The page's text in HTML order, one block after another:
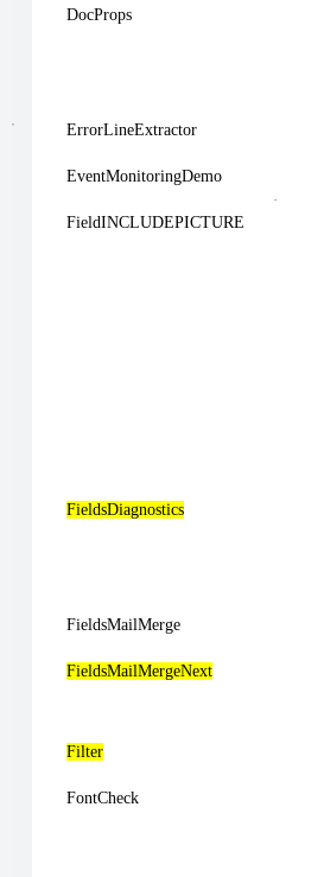
DocProps
ErrorLineExtractor
EventMonitoringDemo
FieldINCLUDEPICTURE
FieldsDiagnostics
FieldsMailMerge
FieldsMailMergeNext
Filter
FontCheck